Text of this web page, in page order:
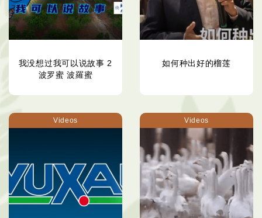
我没想过我可以说故事 2
波罗蜜 波羅蜜
如何种出好的榴莲
Videos Videos